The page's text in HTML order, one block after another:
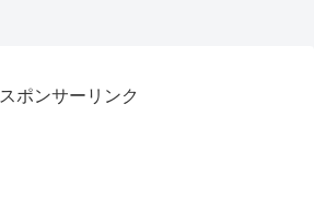
スポンサーリンク